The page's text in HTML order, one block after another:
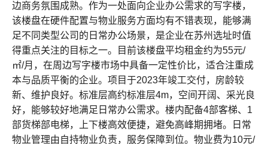
边商务氛围成熟。作为一处面向企业办公需求的写字楼，
该楼盘在硬件配置与物业服务方面均有不错表现，能够满
足不同类型公司的日常办公场景，是企业在苏州选址时值
得重点关注的目标之一。目前该楼盘平均租金约为55元/
㎡/月，在周边写字楼市场中具备一定性价比，适合注重成
本与品质平衡的企业。项目于2023年竣工交付，房龄较
新、维护良好。标准层高约标准层4m，空间开阔、采光良
好，能够较好地满足日常办公需求。楼内配备4部客梯、1
部货梯部电梯，上下楼高效便捷，避免高峰期拥堵。日常
物业管理由自持物业负责，服务保障到位。物业费为10元/